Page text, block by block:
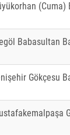
(Cuma)
Babasultan
Gökçesu